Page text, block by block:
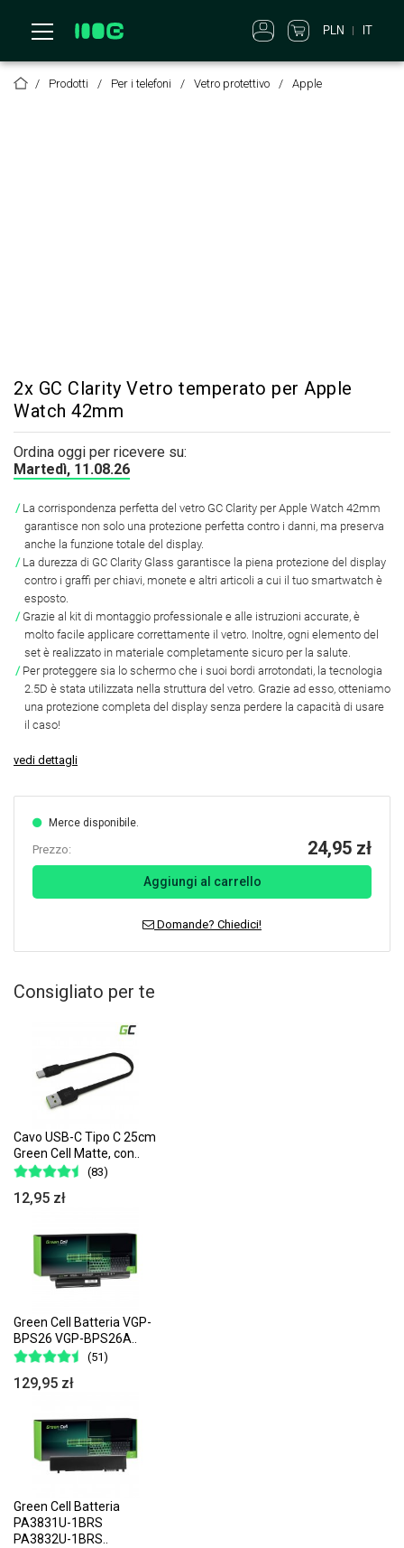
PLN IT
Prodotti Per i telefoni Vetro protettivo Apple
2x GC Clarity Vetro temperato per Apple
Watch 42mm
Ordina oggi per ricevere su:
Martedì, 11.08.26
La corrispondenza perfetta del vetro GC Clarity per Apple Watch 42mm
garantisce non solo una protezione perfetta contro i danni, ma preserva
anche la funzione totale del display.
La durezza di GC Clarity Glass garantisce la piena protezione del display
contro i graffi per chiavi, monete e altri articoli a cui il tuo smartwatch è
esposto.
Grazie al kit di montaggio professionale e alle istruzioni accurate, è
molto facile applicare correttamente il vetro. Inoltre, ogni elemento del
set è realizzato in materiale completamente sicuro per la salute.
Per proteggere sia lo schermo che i suoi bordi arrotondati, la tecnologia
2.5D è stata utilizzata nella struttura del vetro. Grazie ad esso, otteniamo
una protezione completa del display senza perdere la capacità di usare
il caso!
vedi dettagli
Merce disponibile.
Prezzo: 24,95 zł
Aggiungi al carrello
Domande? Chiedici!
Consigliato per te
Cavo USB-C Tipo C 25cm
Green Cell Matte, con..
(83)
12,95 zł
Green Cell Batteria VGP-
BPS26 VGP-BPS26A..
(51)
129,95 zł
Green Cell Batteria
PA3831U-1BRS
PA3832U-1BRS..